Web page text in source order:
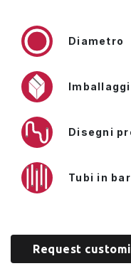
Diametro
Disegni
Tubi in
Request